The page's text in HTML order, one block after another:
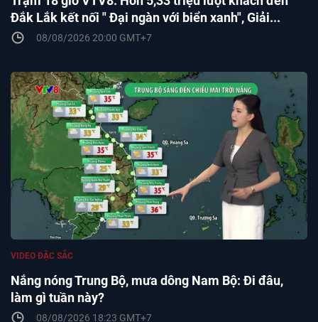
Đắk Lắk kết nối " Đại ngàn với biển xanh", Giải...
08/08/2026 20:00 GMT+7
Nắng nóng Trung Bộ, mưa dông Nam Bộ: Đi đâu,
làm gì tuần này?
VIDEO ĐẶC SẮC
08/08/2026 18:23 GMT+7